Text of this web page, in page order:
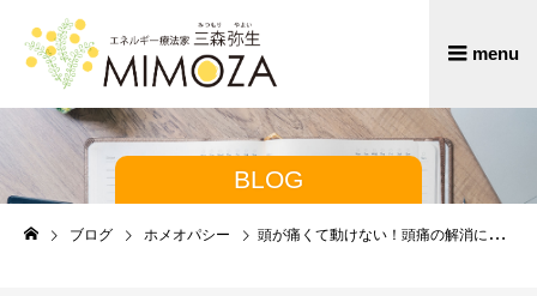
BLOG
ブログ ホメオパシー 頭が痛くて動けない！頭痛の解消に役立つホメオパシーミニ体験談